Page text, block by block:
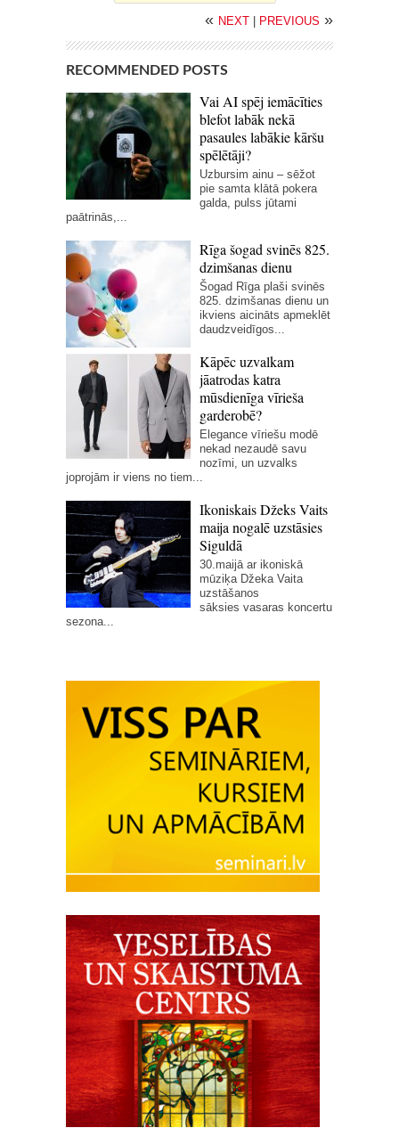
« NEXT PREVIOUS »
RECOMMENDED POSTS
Vai AI spēj iemācīties
blefot labāk nekā
pasaules labākie kāršu
spēlētāji?
Uzbursim ainu – sēžot
pie samta klātā pokera
galda, pulss jūtami
paātrinās,...
Rīga šogad svinēs 825.
dzimšanas dienu
Šogad Rīga plaši svinēs
825. dzimšanas dienu un
ikviens aicināts apmeklēt
daudzveidīgos...
Kāpēc uzvalkam
jāatrodas katra
mūsdienīga vīrieša
garderobē?
Elegance vīriešu modē
nekad nezaudē savu
nozīmi, un uzvalks
joprojām ir viens no tiem...
Ikoniskais Džeks Vaits
maija nogalē uzstāsies
Siguldā
30.maijā ar ikoniskā
mūziķa Džeka Vaita
uzstāšanos
sāksies vasaras koncertu
sezona...